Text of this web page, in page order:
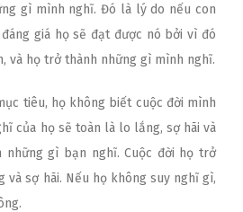
gì mình nghĩ. Đó là lý do nếu con
giá họ sẽ đạt được nó bởi vì đó
và họ trở thành những gì mình nghĩ.
tiêu, họ không biết cuộc đời mình
của họ sẽ toàn là lo lắng, sợ hãi và
những gì bạn nghĩ. Cuộc đời họ trở
sợ hãi. Nếu họ không suy nghĩ gì,